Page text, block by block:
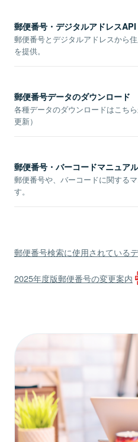
郵便番号・デジタルアドレスAPI
郵便番号とデジタルアドレスから
を提供。
郵便番号データのダウンロード
各種データのダウンロードはこち
更新）
郵便番号・バーコードマニュアル
郵便番号や、バーコードに関する
す。
郵便番号検索に使用されている
2025年度版郵便番号の変更案内